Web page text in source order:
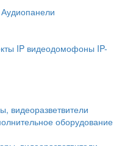
Аудиопанели
IP видеодомофоны IP-
видеоразветвители
оборудование